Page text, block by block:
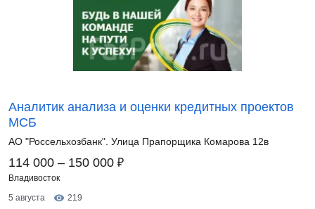
Аналитик анализа и оценки кредитных проектов
МСБ
АО "Россельхозбанк". Улица Прапорщика Комарова 12в
114 000 – 150 000 ₽
Владивосток
5 августа
219